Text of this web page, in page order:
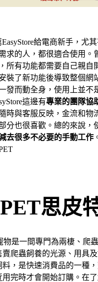
給電商新手，尤
求的人，都很適合使用。
所有功能都需要自己親自
裝了新功能後導致整個網
發而動全身，使用上並不
這邊有專業的團隊協
時與客服反映，金流和物
分也很喜歡。總的來說，
去很多不必要的手動工作
思皮
物是一間專門為兩棲、爬
賣爬蟲飼養的光源、用具
料，是快速消費品的一種
完時才會開始訂購。在